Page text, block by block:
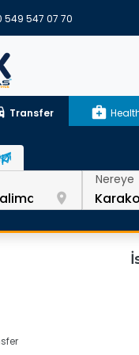
549 547 07 70
Transfer medical_services
room
Nereye